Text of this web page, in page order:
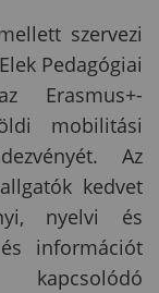
szervezi
Pedagógiai
Erasmus+-
mobilitási
Az
kedvet
nyelvi és
információt